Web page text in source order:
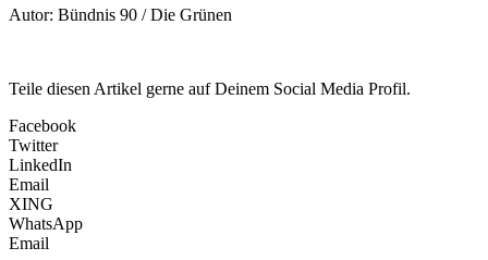
Autor: Bündnis 90 / Die Grünen
Teile diesen Artikel gerne auf Deinem Social Media Profil.
Facebook
Twitter
LinkedIn
Email
XING
WhatsApp
Email